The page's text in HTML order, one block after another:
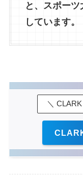
と、スポー
しています。
＼